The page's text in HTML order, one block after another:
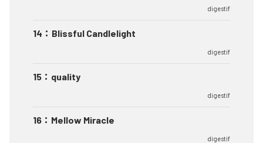
digestif
14 ： Blissful Candlelight
digestif
15 ： quality
digestif
16 ： Mellow Miracle
digestif